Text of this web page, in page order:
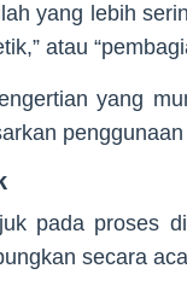
yang lebih
atau
yang
pada proses
secara